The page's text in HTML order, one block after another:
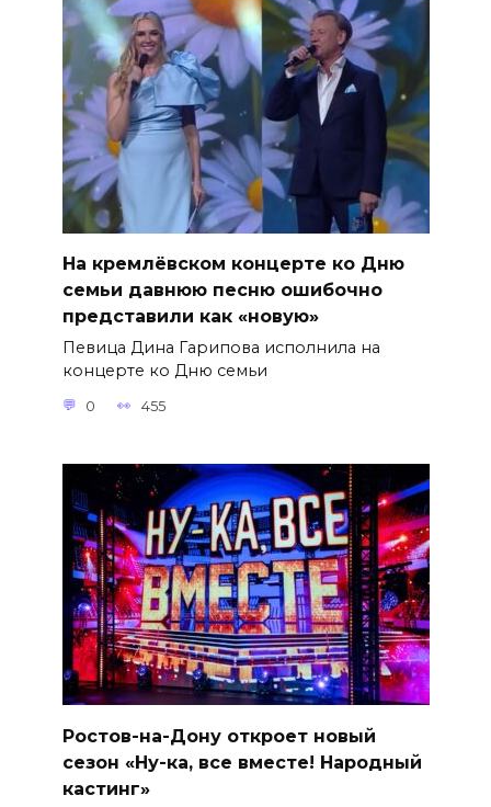
На кремлёвском концерте ко Дню
семьи давнюю песню ошибочно
представили как «новую»
Певица Дина Гарипова исполнила на
концерте ко Дню семьи
0 455
Ростов-на-Дону откроет новый
сезон «Ну-ка, все вместе! Народный
кастинг»